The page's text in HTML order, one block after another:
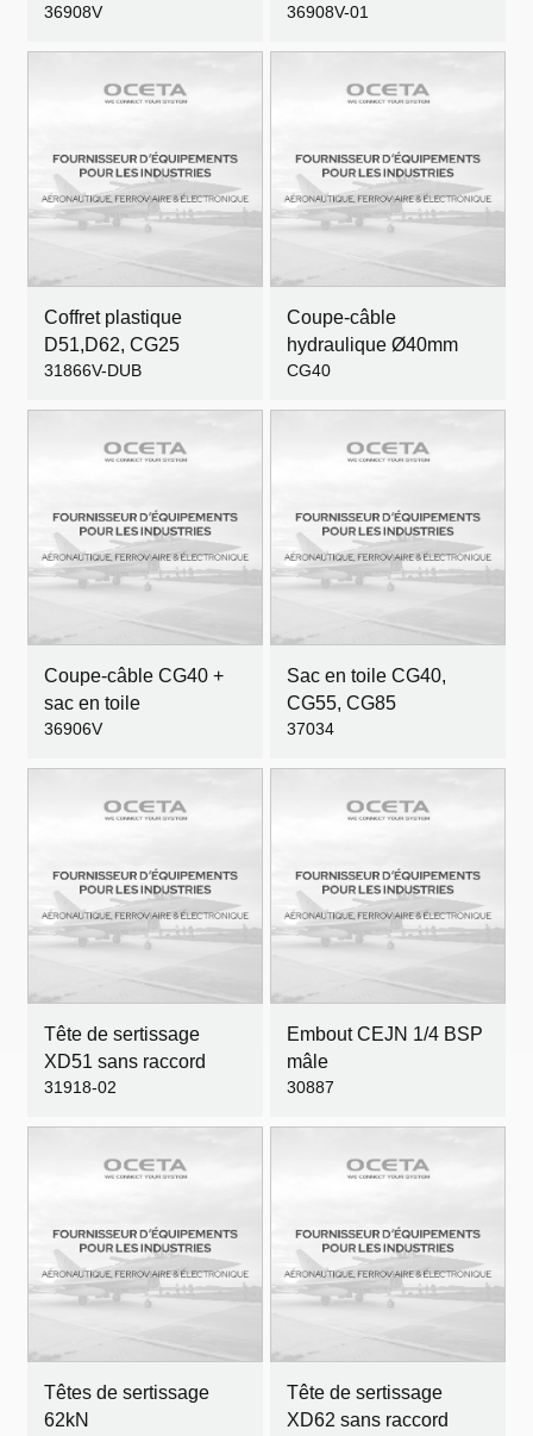
36908V 36908V-01
Coffret plastique
D51,D62, CG25
31866V-DUB
Coupe-câble
hydraulique Ø40mm
CG40
Coupe-câble CG40 +
sac en toile
36906V
Sac en toile CG40,
CG55, CG85
37034
Tête de sertissage
XD51 sans raccord
31918-02
Embout CEJN 1/4 BSP
mâle
30887
Têtes de sertissage
62kN
Tête de sertissage
XD62 sans raccord